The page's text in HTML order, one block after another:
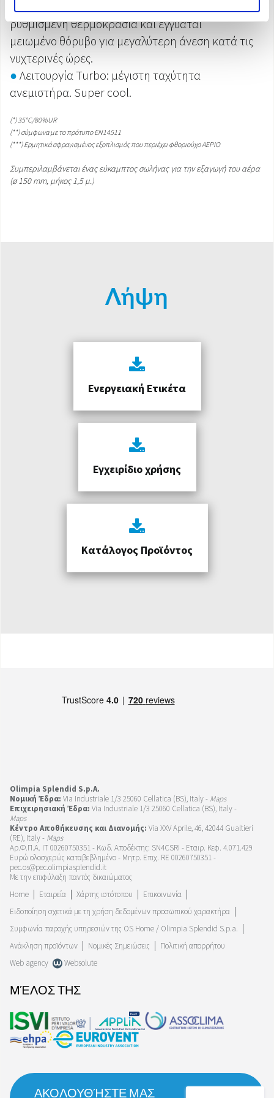
●
ρυθμισμένη θερμοκρασία και εγγυάται
μειωμένο θόρυβο για μεγαλύτερη άνεση κατά τις
νυχτερινές ώρες.
● Λειτουργία Turbo: μέγιστη ταχύτητα
ανεμιστήρα. Super cool.
(*) 35°C/80%UR
(**) σύμφωνα με το πρότυπο EN14511
(***) Ερμητικά σφραγισμένος εξοπλισμός που περιέχει φθοριούχο ΑΕΡΙΟ
Συμπεριλαμβάνεται ένας εύκαμπτος σωλήνας για την εξαγωγή του αέρα
(ø 150 mm, μήκος 1,5 μ.)
Λήψη
Ενεργειακή Ετικέτα
Εγχειρίδιο χρήσης
Κατάλογος Προϊόντος
Olimpia Splendid S.p.A.
Νομική Έδρα: Via Industriale 1/3 25060 Cellatica (BS), Italy - Maps
Επιχειρησιακή Έδρα: Via Industriale 1/3 25060 Cellatica (BS), Italy -
Maps
Κέντρο Αποθήκευσης και Διανομής: Via XXV Aprile, 46, 42044 Gualtieri
(RE), Italy - Maps
Αρ.Φ.Π.Α. IT 00260750351 - Κωδ. Αποδέκτης: SN4CSRI - Εταιρ. Κεφ. 4.071.429
Ευρώ ολοσχερώς καταβεβλημένο - Μητρ. Επιχ. RE 00260750351 -
pec.os@pec.olimpiasplendid.it
Με την επιφύλαξη παντός δικαιώματος
Home
Εταιρεία Χάρτης ιστότοπου
Επικοινωνία
Ειδοποίηση σχετικά με τη χρήση δεδομένων προσωπικού χαρακτήρα
Συμφωνία παροχής υπηρεσιών της OS Home / Olimpia Splendid S.p.a.
Ανάκληση προϊόντων
Νομικές Σημειώσεις
Πολιτική απορρήτου
Web agency
Websolute
ΜΈΛΟΣ ΤΗΣ
ΑΚΟΛΟΥΘΉΣΤΕ ΜΑΣ